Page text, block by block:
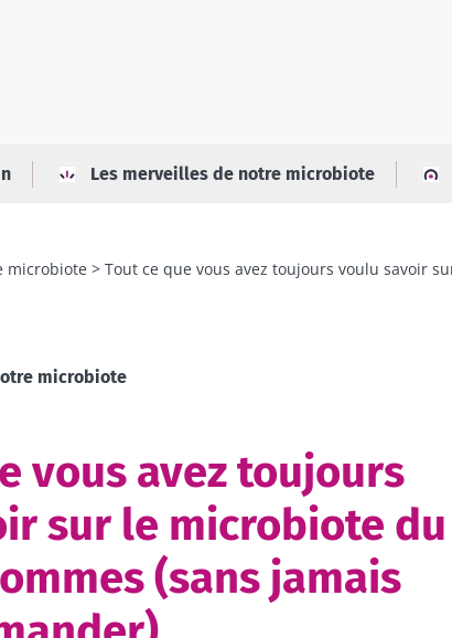
Les merveilles de notre microbiote
microbiote
Tout ce que vous avez toujours voulu savoir
microbiote
vous avez toujours
sur le microbiote du
(sans jamais